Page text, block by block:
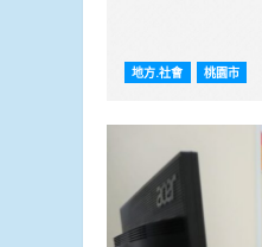
地方.社會 桃園市